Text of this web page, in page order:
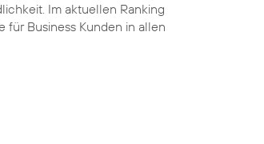
Im aktuellen Ranking
für Business Kunden in allen